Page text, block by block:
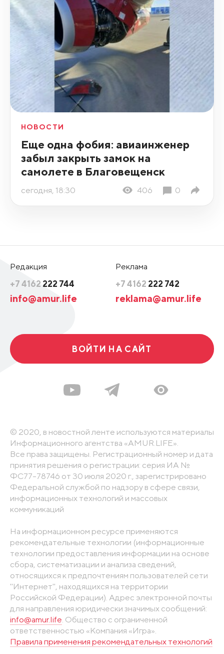
НОВОСТИ
Еще одна фобия: авиаинженер
забыл закрыть замок на
самолете в Благовещенск
сегодня, 18:30 406 0
Редакция
+7 4162 222 744
info@amur.life
Реклама
+7 4162 222 742
reklama@amur.life
ВОЙТИ НА САЙТ
© 2020, в новостной ленте используются материалы
Информационного агентства «AMUR.LIFE».
Все права защищены. Регистрационный номер и дата
принятия решения о регистрации: серия ИА №
ФС77-78746 от 30 июля 2020 г., зарегистрировано
Федеральной службой по надзору в сфере связи,
информационных технологий и массовых
коммуникаций
На информационном ресурсе применяются
рекомендательные технологии (информационные
технологии предоставления информации на основе
сбора, систематизации и анализа сведений,
относящихся к предпочтениям пользователей сети
"Интернет", находящихся на территории
Российской Федерации). Адрес электронной почты
для направления юридически значимых сообщений:
info@amur.life . Общество с ограниченной
ответственностью «Компания «Игра».
Правила применения рекомендательных технологий